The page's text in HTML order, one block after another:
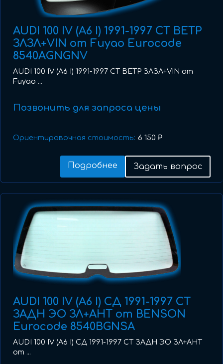
AUDI 100 IV (A6 I) 1991-1997 СТ ВЕТР
ЗЛЗЛ+VIN от Fuyao Eurocode
8540AGNGNV
AUDI 100 IV (A6 I) 1991-1997 СТ ВЕТР ЗЛЗЛ+VIN от
Fuyao ...
Позвонить для запроса цены
Ориентировочная стоимость: 6 150 ₽
Подробнее Задать вопрос
AUDI 100 IV (A6 I) СД 1991-1997 СТ
ЗАДН ЭО ЗЛ+АНТ от BENSON
Eurocode 8540BGNSA
AUDI 100 IV (A6 I) СД 1991-1997 СТ ЗАДН ЭО ЗЛ+АНТ
от ...